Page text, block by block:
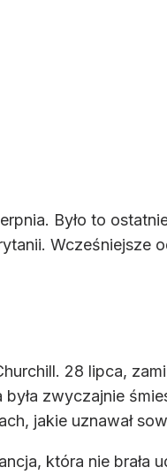
Było to
Wcześniejsze
28 lipca,
zwyczajnie
jakie uznawał
która nie brała